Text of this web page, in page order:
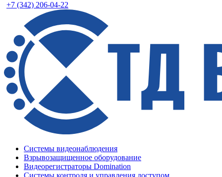
+7 (342) 206-04-22
Системы видеонаблюдения
Взрывозащищенное оборудование
Видеорегистраторы Domination
Системы контроля и управления доступом